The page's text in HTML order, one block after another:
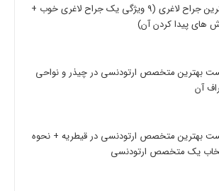
بهترین جراح لاغری (9 ویژگی یک جراح لاغری خوب +
های پیدا کردن آن)
بهترین متخصص ارتودنسی در چیذر و نواحی
آن
بهترین متخصص ارتودنسی در قیطریه + نحوه
یک متخصص ارتودنسی